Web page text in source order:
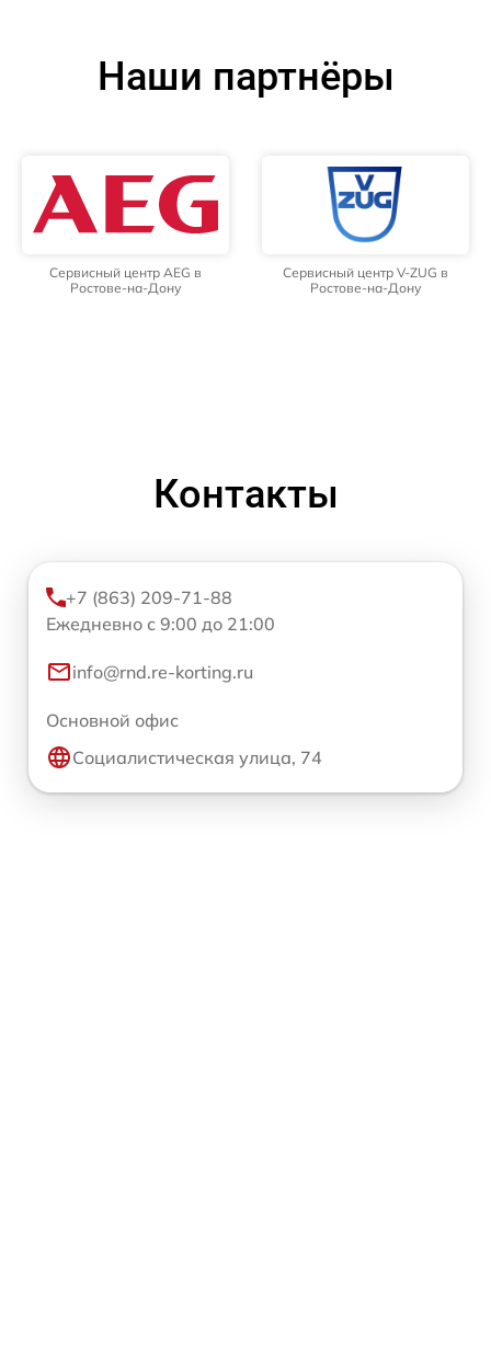
Наши партнёры
Сервисный центр AEG в
Ростове-на-Дону
Сервисный центр V-ZUG в
Ростове-на-Дону
Контакты
+7 (863) 209-71-88
Ежедневно с 9:00 до 21:00
info@rnd.re-korting.ru
Основной офис
Социалистическая улица, 74